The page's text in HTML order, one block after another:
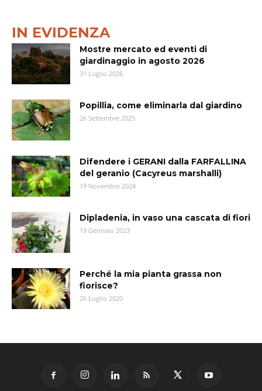
IN EVIDENZA
Mostre mercato ed eventi di
giardinaggio in agosto 2026
31 Luglio 2026
Popillia, come eliminarla dal giardino
26 Settembre 2025
Difendere i GERANI dalla FARFALLINA
del geranio (Cacyreus marshalli)
19 Novembre 2024
Dipladenia, in vaso una cascata di fiori
19 Gennaio 2023
Perché la mia pianta grassa non
fiorisce?
26 Luglio 2020